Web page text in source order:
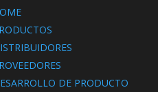
DE PRODUCTO